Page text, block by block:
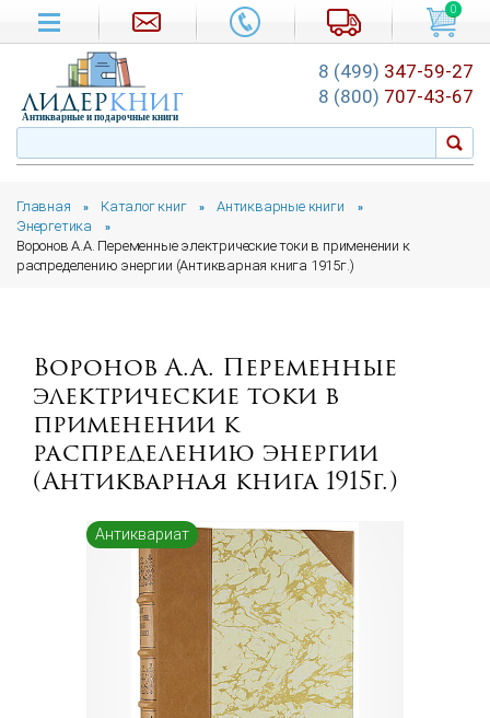
Главная » Каталог книг » Антикварные книги »
Энергетика »
Воронов А.А. Переменные электрические токи в применении к
распределению энергии (Антикварная книга 1915г.)
Воронов А.А. Переменные
электрические токи в
применении к
распределению энергии
(Антикварная книга 1915г.)
Антиквариат
0
лидеркниг
Антикварные и подарочные книги
8 (499) 347-59-27
8 (800) 707-43-67